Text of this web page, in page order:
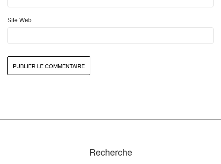
Site Web
Recherche